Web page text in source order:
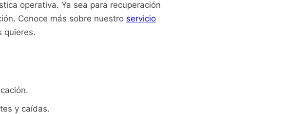
operativa. Ya sea para recuperación
Conoce más sobre nuestro servicio
quieres.
y caídas.